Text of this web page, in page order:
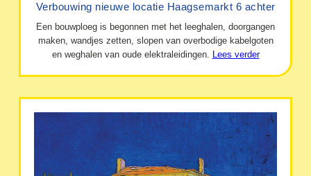
Verbouwing nieuwe locatie Haagsemarkt 6 achter
Een bouwploeg is begonnen met het leeghalen, doorgangen
maken, wandjes zetten, slopen van overbodige kabelgoten
en weghalen van oude elektraleidingen. Lees verder